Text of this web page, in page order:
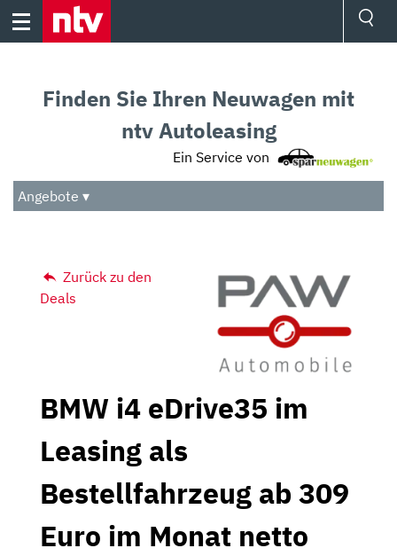
Skip
Audio
Das Beste
Finden Sie Ihren Neuwagen mit
ntv Autoleasing
Ein Service von
Angebote ▾
Zurück zu den
Deals
BMW i4 eDrive35 im
Leasing als
Bestellfahrzeug ab 309
Euro im Monat netto